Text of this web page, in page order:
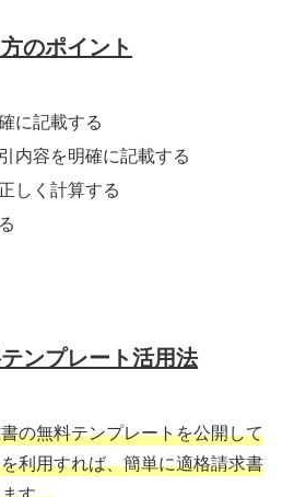
のポイント
に記載する
内容を明確に記載する
しく計算する
ンプレート活用法
の無料テンプレートを公開して
利用すれば、簡単に適格請求書